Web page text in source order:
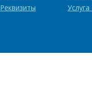
Реквизиты